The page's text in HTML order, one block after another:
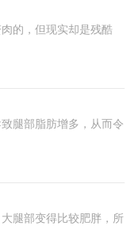
的，但现实却是残酷
腿部脂肪增多，从而令
腿部变得比较肥胖，所